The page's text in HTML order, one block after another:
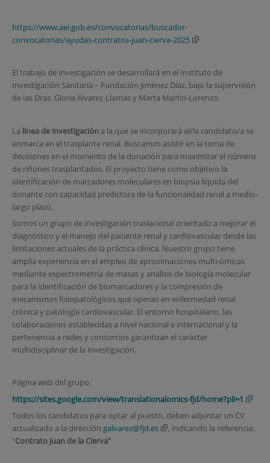
https://www.aei.gob.es/convocatorias/buscador-
convocatorias/ayudas-contratos-juan-cierva-2025
El trabajo de investigación se desarrollará en el Instituto de
Investigación Sanitaria – Fundación Jiménez Díaz, bajo la supervisión
de las Dras. Gloria Alvarez-Llamas y Marta Martin-Lorenzo.
La línea de investigación a la que se incorporará el/la candidato/a se
enmarca en el trasplante renal. Buscamos asistir en la toma de
decisiones en el momento de la donación para maximizar el número
de riñones trasplantados. El proyecto tiene como objetivo la
identificación de marcadores moleculares en biopsia líquida del
donante con capacidad predictora de la funcionalidad renal a medio-
largo plazo.
Somos un grupo de investigación traslacional orientado a mejorar el
diagnóstico y el manejo del paciente renal y cardiovascular desde las
limitaciones actuales de la práctica clínica. Nuestro grupo tiene
amplia experiencia en el empleo de aproximaciones multi-ómicas
mediante espectrometría de masas y análisis de biología molecular
para la identificación de biomarcadores y la compresión de
mecanismos fisiopatológicos que operan en enfermedad renal
crónica y patología cardiovascular. El entorno hospitalario, las
colaboraciones establecidas a nivel nacional e internacional y la
pertenencia a redes y consorcios garantizan el carácter
multidisciplinar de la investigación.
Página web del grupo:
https://sites.google.com/view/translationalomics-fjd/home?pli=1
Todos los candidatos para optar al puesto, deben adjuntar un CV
actualizado a la dirección galvarez@fjd.es
, indicando la referencia:
"Contrato Juan de la Cierva"